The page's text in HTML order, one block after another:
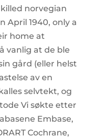
norvegian
April 1940, only a
home at
vanlig at de ble
gård (eller helst
av en
selvtekt, og
Vi søkte etter
Embase,
Cochrane,